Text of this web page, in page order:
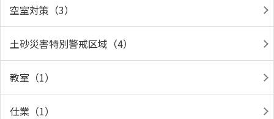
空室対策（3）
土砂災害特別警戒区域（4）
教室（1）
仕業（1）